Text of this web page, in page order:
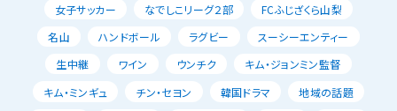
女子サッカー
なでしこリーグ２部
FCふじざくら山梨
名山
ハンドボール ラグビー
スーシーエンティー
生中継
ワイン ウンチク
キム・ジョンミン監督
キム・ミンギュ
チン・セヨン 韓国ドラマ
地域の話題